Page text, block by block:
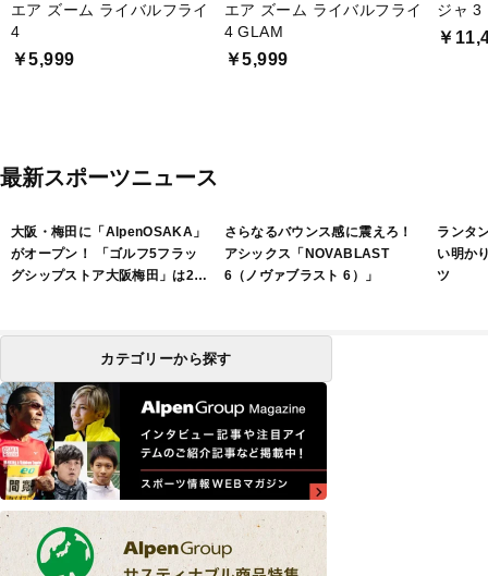
エア ズーム ライバルフライ
4
￥5,999
エア ズーム ライバルフライ
4 GLAM
￥5,999
ジャ 3
￥
最新スポーツニュース
大阪・梅田に「AlpenOSAKA」
がオープン！ 「ゴルフ5フラッ
グシップストア大阪梅田」は2フ
さらなるバウンス感に震えろ！
アシックス「NOVABLAST
6（ノヴァブラスト 6）」
ランタ
い明か
ツ
カテゴリーから探す